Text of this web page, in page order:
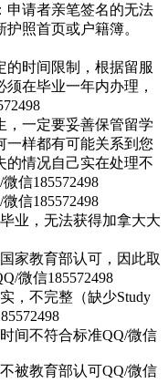
申请者亲笔签名的无法
照首页或户籍簿。
的时间限制，根据留服
在毕业一年内办理，
，一定要妥善保管留学
一样都有可能关系到您
的情况自己实在处理不
信185572498
信185572498
业，无法获得加拿大大
家教育部认可，因此取
微信185572498
，不完整（缺少Study
间不符合标准QQ/微信
被教育部认可QQ/微信